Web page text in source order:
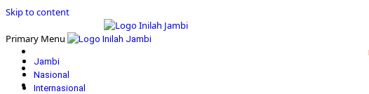
Skip to content
Primary Menu
Jambi
Nasional
Internasional